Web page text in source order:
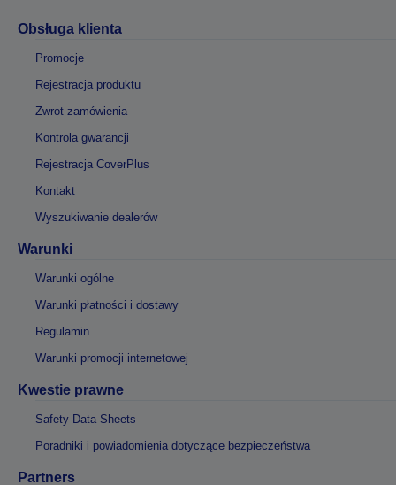
Obsługa klienta
Promocje
Rejestracja produktu
Zwrot zamówienia
Kontrola gwarancji
Rejestracja CoverPlus
Kontakt
Wyszukiwanie dealerów
Warunki
Warunki ogólne
Warunki płatności i dostawy
Regulamin
Warunki promocji internetowej
Kwestie prawne
Safety Data Sheets
Poradniki i powiadomienia dotyczące bezpieczeństwa
Partners